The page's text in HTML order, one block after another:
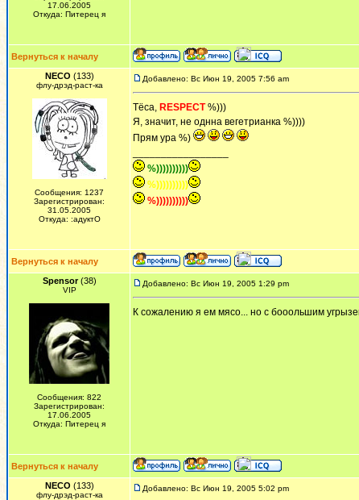
17.06.2005
Откуда: Питерец я
Вернуться к началу
NECO (133)
флу-дрэд-раст-ка
Сообщения: 1237
Зарегистрирован:
31.05.2005
Откуда: :адуктО
Добавлено: Вс Июн 19, 2005 7:56 am
Тёса, RESPECT%)))
Я, значит, не однна вегетрианка %))))
Прям ура %)
%))))))))))
%))))))))))
%))))))))))
Вернуться к началу
Spensor(38)
VIP
Сообщения: 822
Зарегистрирован:
17.06.2005
Откуда: Питерец я
Добавлено: Вс Июн 19, 2005 1:29 pm
К сожалению я ем мясо... но с бооольшим
Вернуться к началу
NECO (133)
флу-дрэд-раст-ка
Добавлено: Вс Июн 19, 2005 5:02 pm